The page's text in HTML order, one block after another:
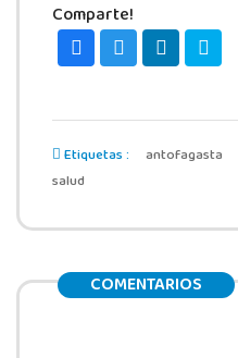
Comparte!
Etiquetas : antofagasta
salud
COMENTARIOS